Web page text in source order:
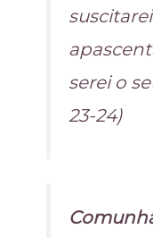
serei o
23-24)